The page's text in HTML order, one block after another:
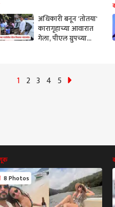
आयुक्तांना नोटीस
बजावायलाच हवी...
अधिकारी बनून 'तोतया'
कारागृहाच्या आवारात
गेला, पीएल ग्रुपच्या
1 2 3 4 5
8 Photos